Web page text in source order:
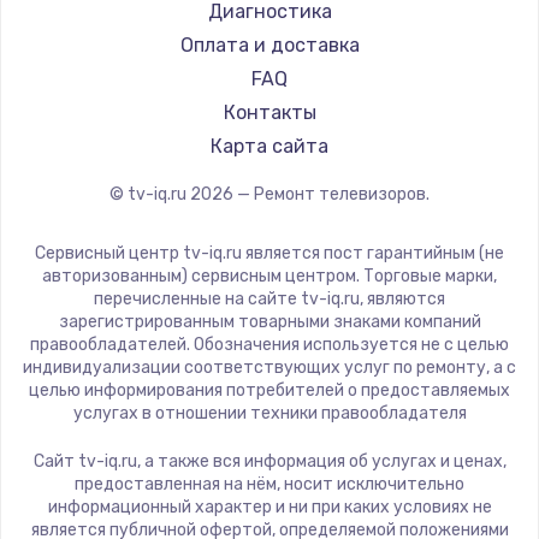
Замена видеокарты
1600 руб.
Заказать
Ремонт разъема питания
880 руб.
Заказать
Замена видеочипа
2745 руб.
Заказать
2600 руб.
Заказать
Hyundai
Doffler
Hiper
Grundig
HITACHI
Yandex
National
iFFALCON
Tuvio
Nord
BenQ
Диагностика
Оплата и доставка
FAQ
Контакты
Карта сайта
© tv-iq.ru 2026 — Ремонт телевизоров.
Сервисный центр tv-iq.ru является пост гарантийным (не
авторизованным) сервисным центром. Торговые марки,
перечисленные на сайте tv-iq.ru, являются
зарегистрированным товарными знаками компаний
правообладателей. Обозначения используется не с целью
индивидуализации соответствующих услуг по ремонту, а с
целью информирования потребителей о предоставляемых
услугах в отношении техники правообладателя
Сайт tv-iq.ru, а также вся информация об услугах и ценах,
предоставленная на нём, носит исключительно
информационный характер и ни при каких условиях не
является публичной офертой, определяемой положениями